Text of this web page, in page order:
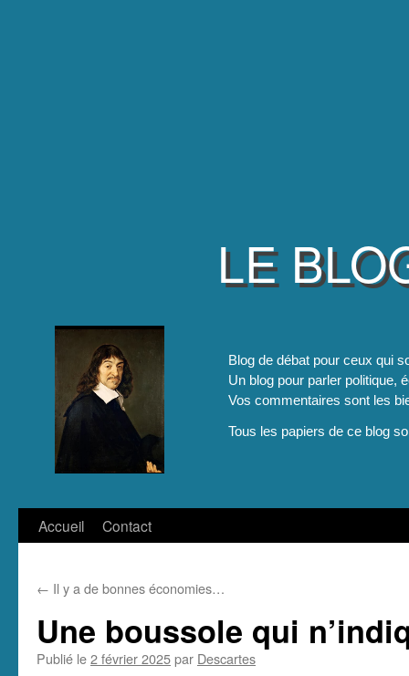
LE
Blog de débat pour ceux qui
Un blog pour parler politique,
Vos commentaires sont les
Tous les papiers de ce blog
Aller
contenu
Accueil Contact
← Il y a de bonnes économies…
Une boussole qui
Publié le2 février 2025par Descartes